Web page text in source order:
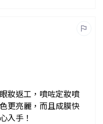
妝返工，噴咗定妝噴
更亮麗，而且成膜快
入手！